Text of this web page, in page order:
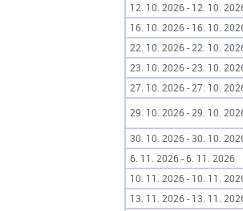
12. 10. 2026 - 12. 10.
16. 10. 2026 - 16. 10.
22. 10. 2026 - 22. 10.
23. 10. 2026 - 23. 10.
27. 10. 2026 - 27. 10.
29. 10. 2026 - 29. 10.
30. 10. 2026 - 30. 10.
6. 11. 2026 - 6. 11. 2026
10. 11. 2026 - 10. 11.
13. 11. 2026 - 13. 11.